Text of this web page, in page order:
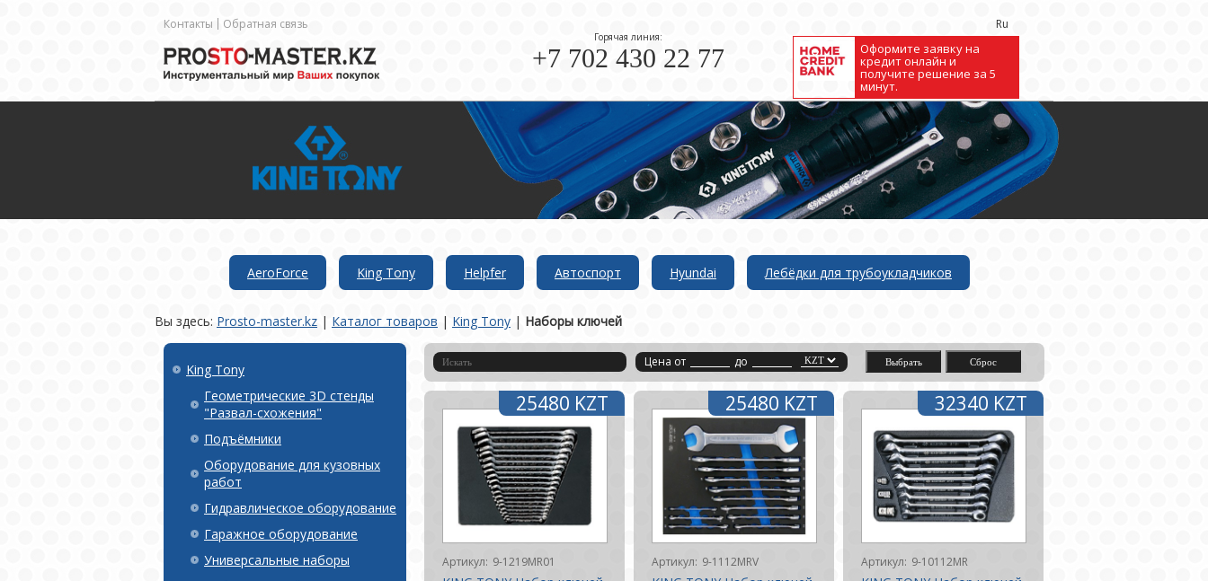
Контакты Обратная связь
Горячая линия:
+7 702 430 22 77
Ru
Оформите заявку на
кредит онлайн и
получите решение за 5
минут.
AeroForce King Tony Helpfer Автоспорт Hyundai Лебёдки для трубоукладчиков
Вы здесь: Prosto-master.kz | Каталог товаров | King Tony | Наборы ключей
King Tony
Геометрические 3D стенды
"Развал-схожения"
Подъёмники
Оборудование для кузовных
работ
Гидравлическое оборудование
Гаражное оборудование
Универсальные наборы
Цена от до
Артикул: 9-1219MR01
25480 KZT
Артикул: 9-1112MRV
25480 KZT
Артикул: 9-10112MR
32340 KZT